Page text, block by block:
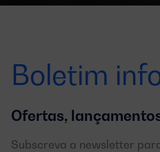
Boletim
Ofertas,
Subscreva a newsletter